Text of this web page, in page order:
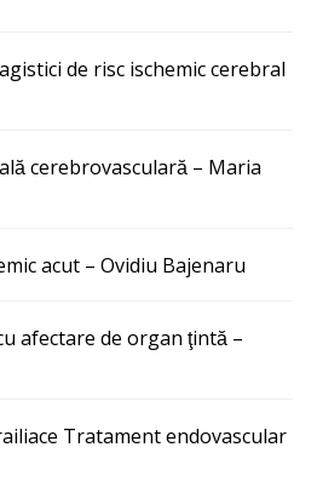
de risc ischemic cerebral
cerebrovasculară – Maria
acut – Ovidiu Bajenaru
afectare de organ ţintă –
Tratament endovascular